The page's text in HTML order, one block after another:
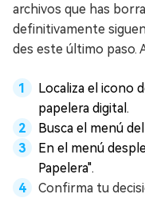
archivos que has
definitivamente
des este último paso.
Localiza el icono
papelera digital.
Busca el menú
En el menú
Papelera".
Confirma tu